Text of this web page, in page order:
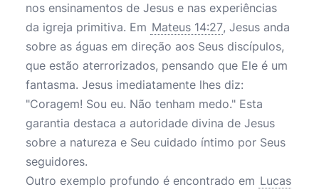
nos ensinamentos de Jesus e nas experiências
da igreja primitiva. Em Mateus 14:27, Jesus anda
sobre as águas em direção aos Seus discípulos,
que estão aterrorizados, pensando que Ele é um
fantasma. Jesus imediatamente lhes diz:
"Coragem! Sou eu. Não tenham medo." Esta
garantia destaca a autoridade divina de Jesus
sobre a natureza e Seu cuidado íntimo por Seus
seguidores.
Outro exemplo profundo é encontrado em Lucas